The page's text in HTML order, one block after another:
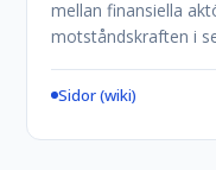
mellan finansiella
motståndskraften i
Sidor (wiki)